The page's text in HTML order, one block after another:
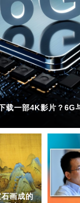
载一部4K影片？6G
画成的